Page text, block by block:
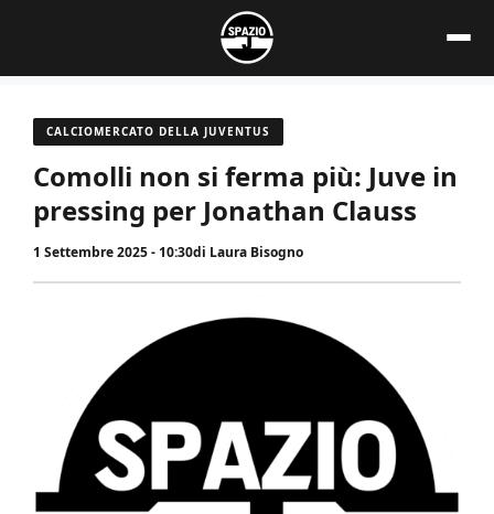
contenuto
CALCIOMERCATO DELLA JUVENTUS
Comolli non si ferma più: Juve in
pressing per Jonathan Clauss
1 Settembre 2025 - 10:30di Laura Bisogno